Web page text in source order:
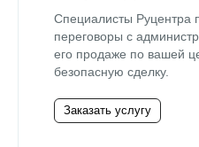
Специалисты Руцентра
переговоры с
его продаже по вашей
безопасную сделку.
Заказать услугу